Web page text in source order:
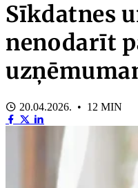
Sīkdatnes
nenodarīt
20.04.2026. • 12 MIN